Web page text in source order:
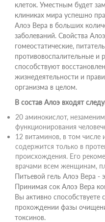
клеток. Уместным будет
клиниках мира успешно
Алоэ Вера в больших
заболеваний. Свойства
гомеостатические,
противовоспалительные и
способствуют
жизнедеятельности и
организма в целом.
В состав Алоэ входят
20 аминокислот,
функционирования
12 витаминов, в том числе
содержится только в
происхождения. Его
врачами всем женщинам,
Питьевой гель Алоэ Вера -
Принимая сок Алоэ Вера
Вы активно
прохождении фазы
токсинов.